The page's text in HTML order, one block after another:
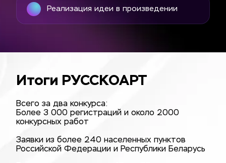
Реализация идеи в произведении
Итоги РУССКОАРТ
Всего за два конкурса:
Более 3 000 регистраций и около 2000
конкурсных работ
Заявки из более 240 населенных пунктов
Российской Федерации и Республики Беларусь